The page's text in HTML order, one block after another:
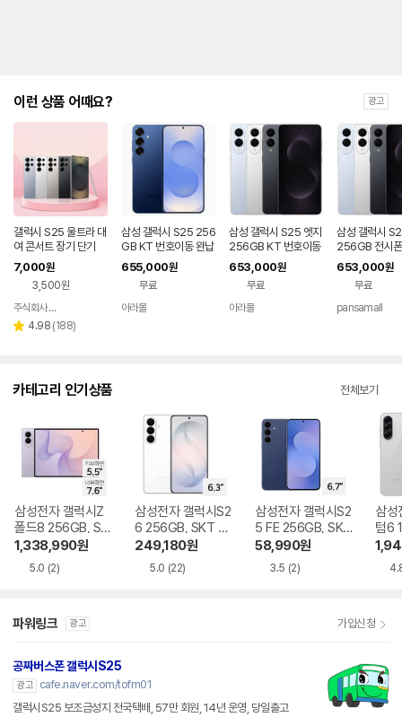
는
대
략
인
을
안
내
를
나
타
는
표
이런 상품 어때요? 광고
갤럭시 S25 울트라 대
여 콘서트 장기 단기
7,000원
3,500원
페이
주식회사 폰빌리지
별 4.98 리
(188)
삼성 갤럭시 S25 256
GB KT 번호이동 완납
80요금제
655,000원
무료
아라몰
삼성 갤럭시 S25 엣지
256GB KT 번호이동
완납 80요금제
653,000원
무료
아라몰
삼성 갤럭시
256GB 전시
호이동 완납
653,000원
무료
pansamall
카테고리 인기상품 전체보기
삼성전자 갤럭시Z
폴드8 256GB, SK
T 기기변경 완납
1,338,990원
5.0 (2)
삼성전자 갤럭시S2
6 256GB, SKT 기
기변경 완납
249,180원
5.0 (22)
삼성전자 갤럭시S2
5 FE 256GB, SKT
기기변경 완납
58,990원
3.5 (2)
삼성
텀6
기기
파워링크 광고 가입신청
공짜버스폰 갤럭시S25
광고
cafe.naver.com/tofm01
갤럭시S25 보조금성지 전국택배, 57만 회원, 14년 운영, 당일출고